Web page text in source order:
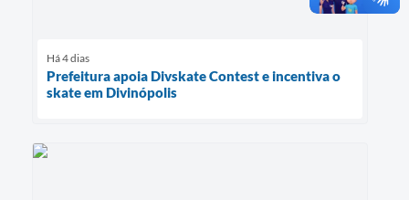
Há 4 dias
Prefeitura apoia Divskate Contest e incentiva o
skate em Divinópolis